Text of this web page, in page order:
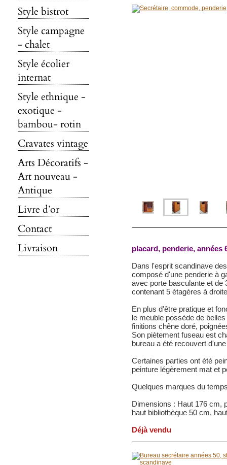
Style bistrot
Style campagne
- chalet
Style écolier
internat
Style ethnique -
exotique -
bambou- rotin
Cravates vintage
Arts Décoratifs -
Art nouveau -
Antique
Livre d’or
Contact
Livraison
placard, penderie, années
Dans l'esprit scandinave
composé d'une penderie à
avec porte basculante et de
contenant 5 étagères à
En plus d'être pratique et
le meuble possède de
finitions chêne doré,
Son piètement fuseau est
bureau a été recouvert
Certaines parties ont été
peinture légèrement mat et
Quelques marques du
Dimensions : Haut 176 cm,
haut bibliothèque 50 cm,
Déjà vendu